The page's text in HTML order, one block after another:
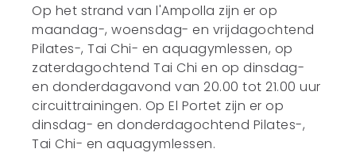
Op het strand van l'Ampolla zijn er op
maandag-, woensdag- en vrijdagochtend
Pilates-, Tai Chi- en aquagymlessen, op
zaterdagochtend Tai Chi en op dinsdag-
en donderdagavond van 20.00 tot 21.00 uur
circuittrainingen. Op El Portet zijn er op
dinsdag- en donderdagochtend Pilates-,
Tai Chi- en aquagymlessen.